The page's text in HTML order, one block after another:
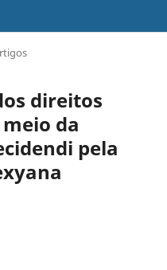
direitos
da
pela